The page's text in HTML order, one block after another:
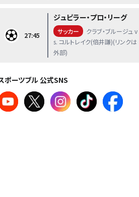
27:45
ジュピラー・プロ・リーグ
サッカー
クラブ・ブルージュ v
s. コルトレイク(倍井謙)(リンクは
外部)
ポーツブル 公式SNS